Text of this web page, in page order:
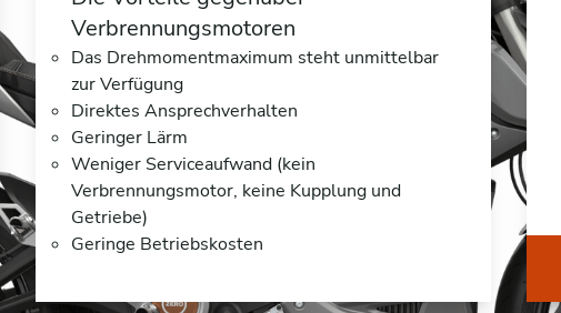
Verbrennungsmotoren
Das Drehmomentmaximum steht unmittelbar
zur Verfügung
Direktes Ansprechverhalten
Geringer Lärm
Weniger Serviceaufwand (kein
Verbrennungsmotor, keine Kupplung und
Getriebe)
Geringe Betriebskosten